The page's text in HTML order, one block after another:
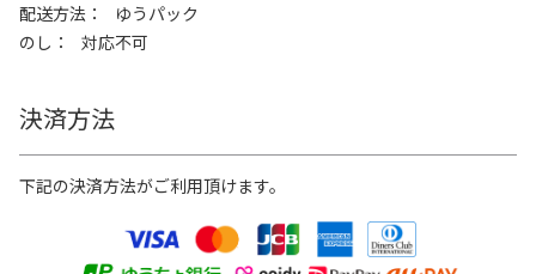
配送方法
ゆうパック
のし
対応不可
決済方法
下記の決済方法がご利用頂けます。